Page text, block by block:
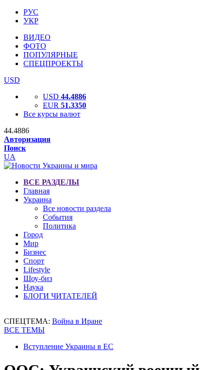
РУС
УКР
ВИДЕО
ФОТО
ПОПУЛЯРНЫЕ
СПЕЦПРОЕКТЫ
USD
USD 44.4886
EUR 51.3350
Все курсы валют
44.4886
Авторизация
Поиск
UA
ВСЕ РАЗДЕЛЫ
Главная
Украина
Все новости раздела
События
Политика
Город
Мир
Бизнес
Спорт
Lifestyle
Шоу-биз
Наука
БЛОГИ ЧИТАТЕЛЕЙ
СПЕЦТЕМА: Война в Иране
ВСЕ ТЕМЫ
Вступление Украины в ЕС